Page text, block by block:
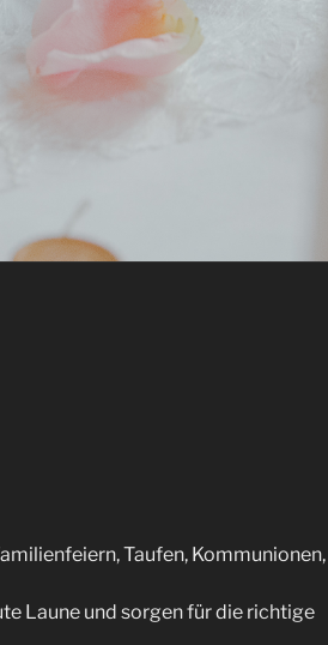
Taufen, Kommunionen,
Laune und sorgen für die richtige